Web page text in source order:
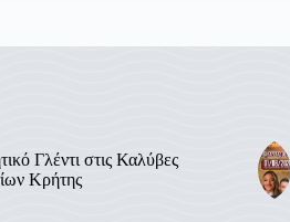
Γλέντι στις Καλύβες
Κρήτης